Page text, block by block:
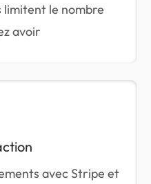
le nombre
avoir
avec Stripe et